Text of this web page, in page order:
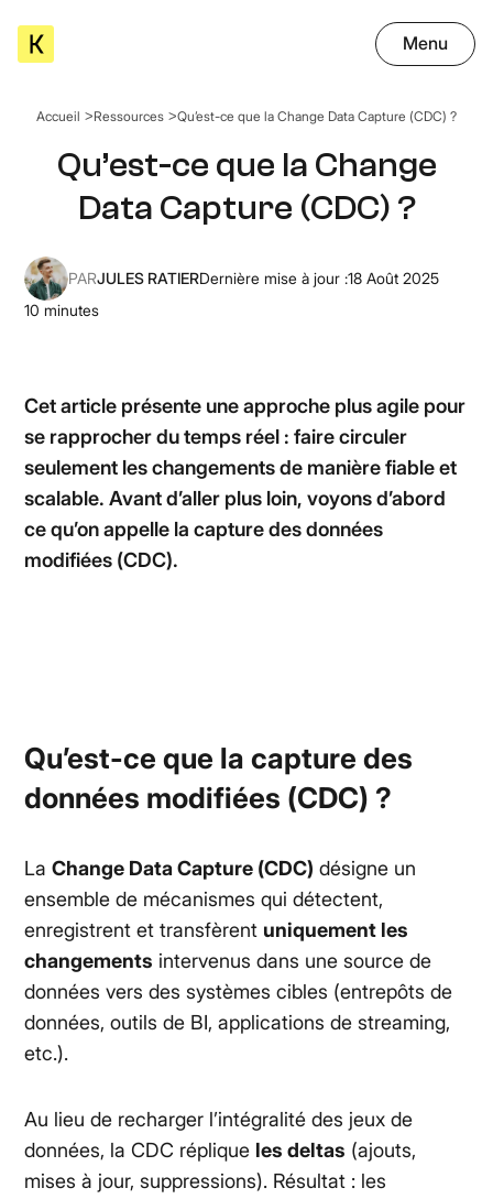
Menu
Accueil Ressources Qu’est-ce que la Change Data Capture (CDC) ?
Qu’est-ce que la Change
Data Capture (CDC) ?
PARJULES RATIERDernière mise à jour :18 Août 2025
10 minutes
Cet article présente une approche plus agile pour
se rapprocher du temps réel : faire circuler
seulement les changements de manière fiable et
scalable. Avant d’aller plus loin, voyons d’abord
ce qu’on appelle la capture des données
modifiées (CDC).
Qu’est-ce que la capture des
données modifiées (CDC) ?
LaChange Data Capture (CDC) désigne un
ensemble de mécanismes qui détectent,
enregistrent et transfèrent uniquement les
changements intervenus dans une source de
données vers des systèmes cibles (entrepôts de
données, outils de BI, applications de streaming,
etc.).
Au lieu de recharger l’intégralité des jeux de
données, la CDC réplique les deltas (ajouts,
mises à jour, suppressions). Résultat : les